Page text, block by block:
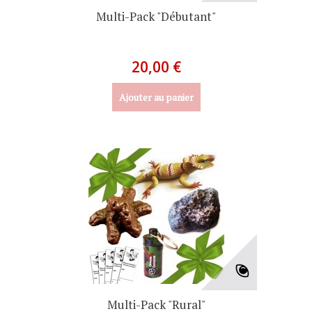
Multi-Pack "Débutant"
20,00 €
Ajouter au panier
Multi-Pack "Rural"